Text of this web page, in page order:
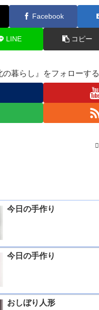
Facebook
LINE コピー
の暮らし』をフォローする
今日の手作り
今日の手作り
おしぼり人形